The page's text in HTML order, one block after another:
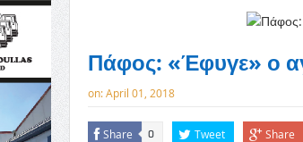
Πάφος: «Έφυγε» ο
on:April 01, 2018
Share 0 Tweet Share